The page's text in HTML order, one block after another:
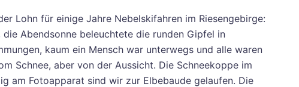
Lohn für einige Jahre Nebelskifahren im Riesengebirge:
die Abendsonne beleuchtete die runden Gipfel in
kaum ein Mensch war unterwegs und alle waren
Schnee, aber von der Aussicht. Die Schneekoppe im
am Fotoapparat sind wir zur Elbebaude gelaufen. Die